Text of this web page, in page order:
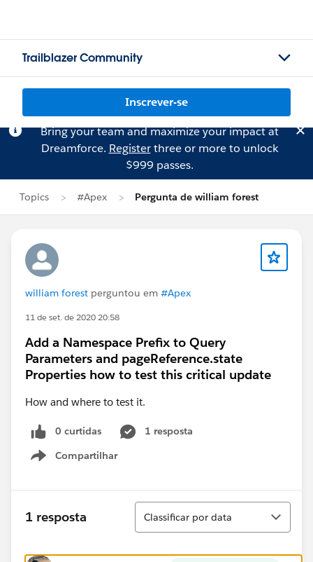
Trailblazer Community
Inscrever-se
Bring your team and maximize your impact at
Dreamforce. Registerthree or more to unlock
$999 passes.
Topics #Apex Pergunta de william forest
william forest perguntou em #Apex
11 de set. de 2020 20:58
Add a Namespace Prefix to Query
Parameters and pageReference.state
Properties how to test this critical update
How and where to test it.
0 curtidas
1 resposta
Compartilhar
Show menu
1 resposta
Classificar
Classificar por data